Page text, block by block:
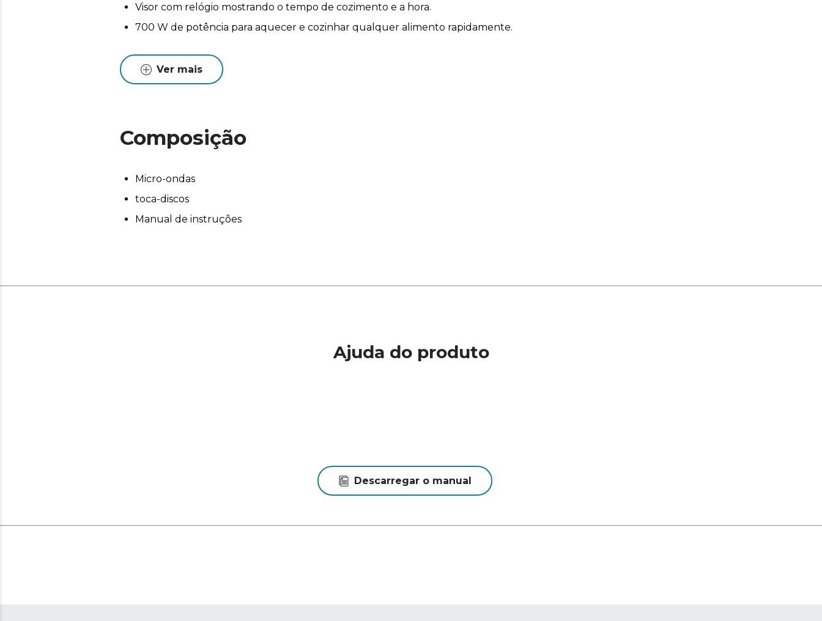
Visor com relógio mostrando o tempo de cozimento e a hora.
700 W de potência para aquecer e cozinhar qualquer alimento rapidamente.
Ver mais
Composição
Micro-ondas
toca-discos
Manual de instruções
Ajuda do produto
Descarregar o manual